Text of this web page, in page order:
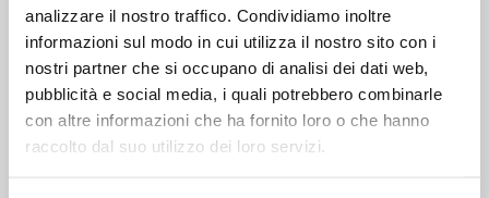
analizzare il nostro traffico. Condividiamo inoltre
informazioni sul modo in cui utilizza il nostro sito con i
nostri partner che si occupano di analisi dei dati web,
pubblicità e social media, i quali potrebbero combinarle
con altre informazioni che ha fornito loro o che hanno
raccolto dal suo utilizzo dei loro servizi.